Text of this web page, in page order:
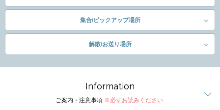
集合/ピックアップ場所
解散/お送り場所
Information
ご案内・注意事項 ※必ずお読みください